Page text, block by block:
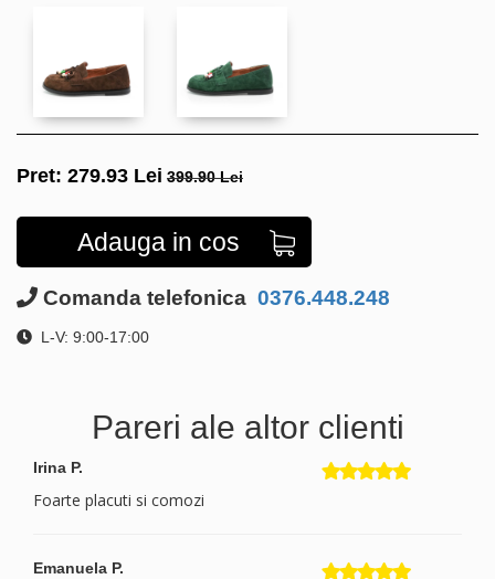
Pret: 279.93 Lei 399.90 Lei
Adauga in cos
Comanda telefonica 0376.448.248
L-V: 9:00-17:00
Pareri ale altor clienti
Irina P.
Foarte placuti si comozi
Emanuela P.